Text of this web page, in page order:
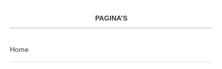
PAGINA’S
Home